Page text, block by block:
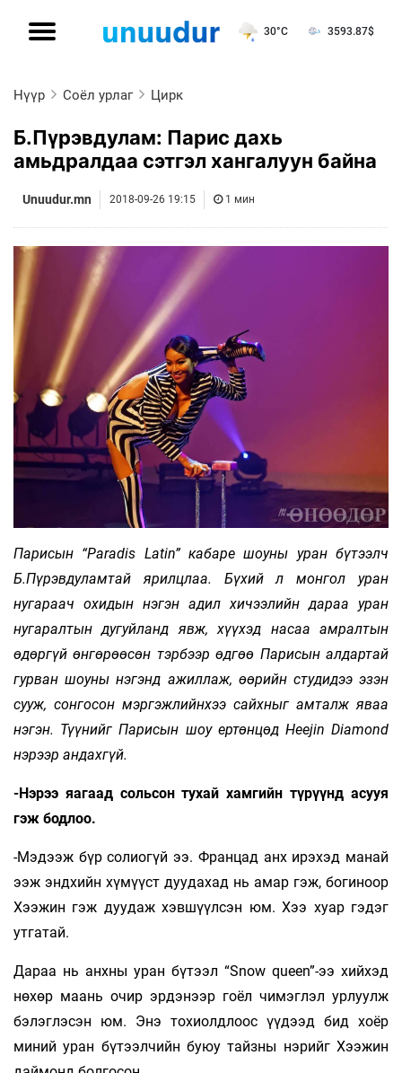
30°C 3593.87$
Нүүр Соёл урлаг Цирк
Б.Пүрэвдулам: Парис дахь
амьдралдаа сэтгэл хангалуун байна
Unuudur.mn 2018-09-26 19:15 1 мин
Парисын “Par­adis Latin” кабаре шоуны уран бүтээлч
Б.Пүрэвдуламтай ярилцлаа. Бүхий л монгол уран
нугараач охидын нэгэн адил хичээлийн дараа уран
нугаралтын дугуйланд явж, хүүхэд насаа амралтын
өдөргүй өнгөрөөсөн тэрбээр өдгөө Парисын алдартай
гурван шоуны нэгэнд ажиллаж, өөрийн студидээ эзэн
сууж, сонгосон мэргэжлийнхээ сайхныг амталж яваа
нэгэн. Түүнийг Парисын шоу ертөнцөд Heejin Dia­mond
нэрээр андахгүй.
-Нэрээ яагаад сольсон тухай хамгийн түрүүнд асууя
гэж бодлоо.
-Мэдээж бүр солиогүй ээ. Францад анх ирэхэд манай
ээж эндхийн хүмүүст дуудахад нь амар гэж, богиноор
Хээжин гэж дуудаж хэвшүүлсэн юм. Хээ хуар гэдэг
утгатай.
Дараа нь анхны уран бүтээл “Snow queen”-ээ хийхэд
нөхөр маань очир эрдэнээр гоёл чимэглэл урлуулж
бэлэглэсэн юм. Энэ тохиолдлоос үүдээд бид хоёр
миний уран бүтээлчийн буюу тайзны нэрийг Хээжин